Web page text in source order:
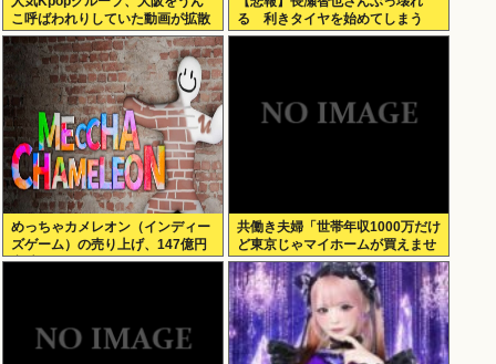
こ呼ばわれりしていた動画が拡散
www
る 利きタイヤを始めてしまう
www（動画あり）
めっちゃカメレオン（インディー
ズゲーム）の売り上げ、147億円
突破www
共働き夫婦「世帯年収1000万だけ
ど東京じゃマイホームが買えませ
ん 」